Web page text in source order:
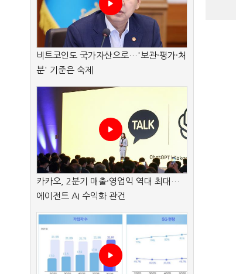
비트코인도 국가자산으로…'보관·평가·처
분' 기준은 숙제
카카오, 2분기 매출·영업익 역대 최대…
에이전트 AI 수익화 관건